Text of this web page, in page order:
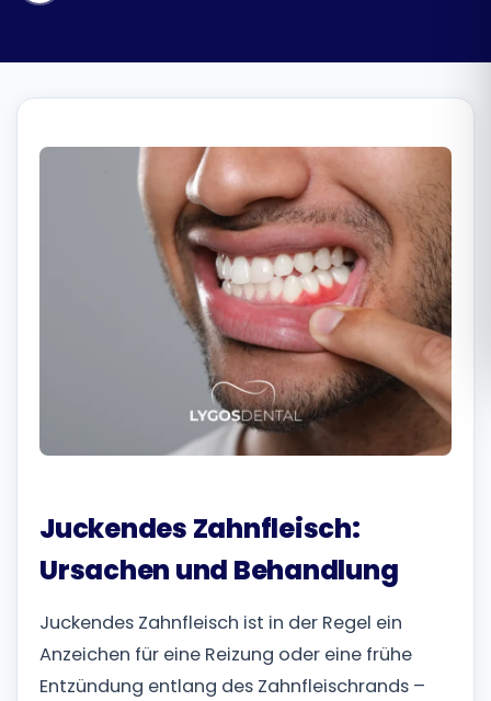
Български
Română
Русский
Juckendes Zahnfleisch:
Ursachen und Behandlung
Juckendes Zahnfleisch ist in der Regel ein
Anzeichen für eine Reizung oder eine frühe
Entzündung entlang des Zahnfleischrands –